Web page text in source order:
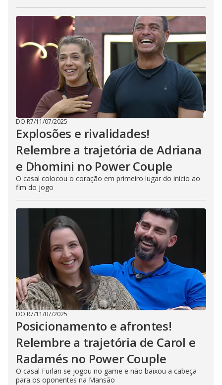
DO R7/11/07/2025
Explosões e rivalidades!
Relembre a trajetória de Adriana
e Dhomini no Power Couple
O casal colocou o coração em primeiro lugar do início ao
fim do jogo
DO R7/11/07/2025
Posicionamento e afrontes!
Relembre a trajetória de Carol e
Radamés no Power Couple
O casal Furlan se jogou no game e não baixou a cabeça
para os oponentes na Mansão